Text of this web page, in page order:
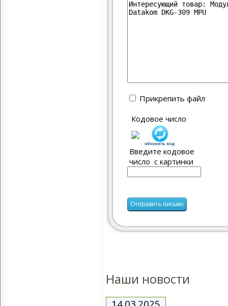
Прикрепить файл
Кодовое число
Введите кодовое
число с картинки
Наши новости